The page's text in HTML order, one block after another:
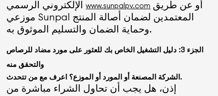
الإلكتروني الرسميwww.sunpalpv.com
موزعي Sunpal المعتمدين لضمان أصالة المنتج
وحماية الضمان والتسليم الموثوق به.
الجزء 3: دليل التشغيل الخاص بك للعثور على مورد مضاد للرصاص
والتحقق منه
الشركة المصنعة أو المورد أو الموزع؟ اعرف مع من تتحدث.
إذن، هل يجب أن تحاول الشراء مباشرة من